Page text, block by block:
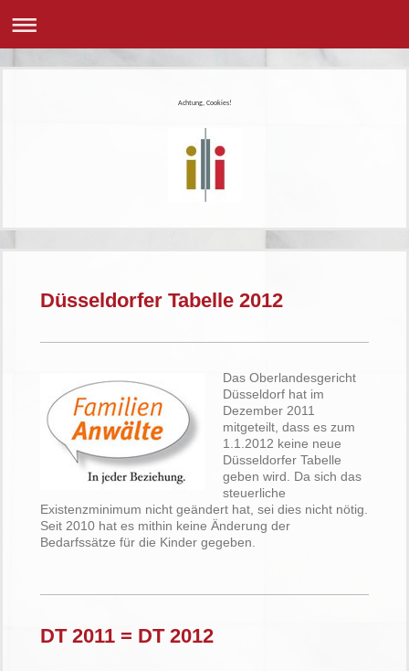
Achtung, Cookies!
Düsseldorfer Tabelle 2012
Das Oberlandesgericht
Düsseldorf hat im
Dezember 2011
mitgeteilt, dass es zum
1.1.2012 keine neue
Düsseldorfer Tabelle
geben wird. Da sich das
steuerliche
Existenzminimum nicht geändert hat, sei dies nicht nötig.
Seit 2010 hat es mithin keine Änderung der
Bedarfssätze für die Kinder gegeben.
DT 2011 = DT 2012